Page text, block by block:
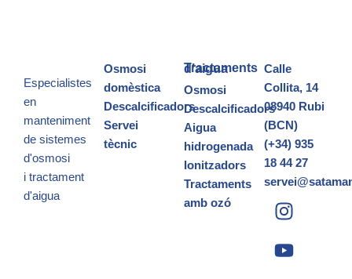
Especialistes
en
manteniment
de sistemes
d'osmosi
i tractament
d'aigua
Osmosi
domèstica
Descalcificadors
Servei
tècnic
Tractaments d’aigua
Osmosi
Descalcificadors
Aigua
hidrogenada
Ionitzadors
Tractaments
amb ozó
Calle
Collita, 14
08940 Rubi
(BCN)
(+34) 935
18 44 27